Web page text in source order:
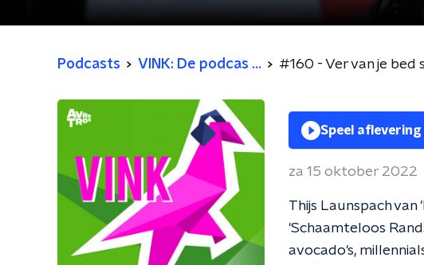
Podcasts VINK: De podcas ... #160 - Ver van je bed
Speel
za 15 oktober 2022
Thijs Launspach van
'Schaamteloos
avocado's,